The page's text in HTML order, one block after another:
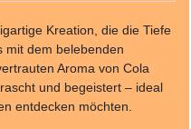
Kreation, die die Tiefe
mit dem belebenden
Aroma von Cola
und begeistert – ideal
entdecken möchten.